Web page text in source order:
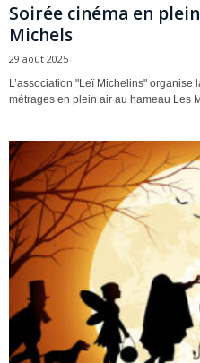
Soirée cinéma en
Michels
29 août 2025
L’association "Leï Michelins"
métrages en plein air au hameau Les